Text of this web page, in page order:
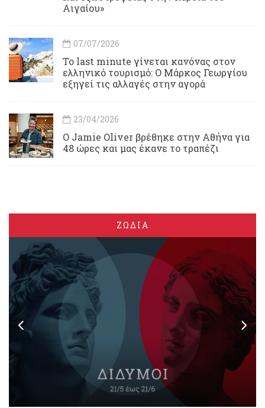
Αιγαίου»
07/07/2026
Το last minute γίνεται κανόνας στον
ελληνικό τουρισμό: Ο Μάρκος Γεωργίου
εξηγεί τις αλλαγές στην αγορά
23/04/2026
Ο Jamie Oliver βρέθηκε στην Αθήνα για
48 ώρες και μας έκανε το τραπέζι
ΖΩΔΙΑ